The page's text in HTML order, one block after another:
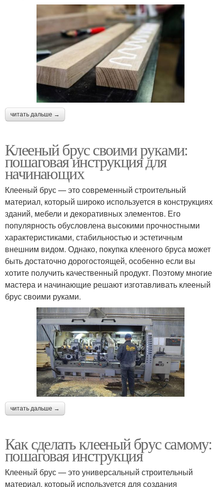
читать дальше →
Клееный брус своими руками:
пошаговая инструкция для
начинающих
Клееный брус — это современный строительный
материал, который широко используется в конструкциях
зданий, мебели и декоративных элементов. Его
популярность обусловлена высокими прочностными
характеристиками, стабильностью и эстетичным
внешним видом. Однако, покупка клееного бруса может
быть достаточно дорогостоящей, особенно если вы
хотите получить качественный продукт. Поэтому многие
мастера и начинающие решают изготавливать клееный
брус своими руками.
читать дальше →
Как сделать клееный брус самому:
пошаговая инструкция
Клееный брус — это универсальный строительный
материал, который используется для создания